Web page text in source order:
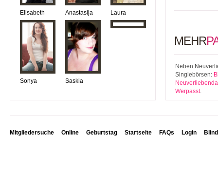
Elisabeth Anastasija Laura
Sonya Saskia
MEHR
Neben
Singlebörsen:
Werpasst.
Mitgliedersuche Online Geburtstag Startseite FAQs Login